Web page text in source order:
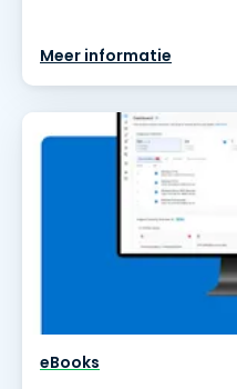
Meer informatie
eBooks